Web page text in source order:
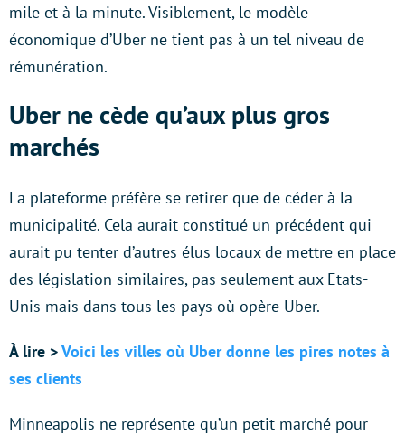
mile et à la minute. Visiblement, le modèle
économique d’Uber ne tient pas à un tel niveau de
rémunération.
Uber ne cède qu’aux plus gros
marchés
La plateforme préfère se retirer que de céder à la
municipalité. Cela aurait constitué un précédent qui
aurait pu tenter d’autres élus locaux de mettre en place
des législation similaires, pas seulement aux Etats-
Unis mais dans tous les pays où opère Uber.
À lire >Voici les villes où Uber donne les pires notes à
ses clients
Minneapolis ne représente qu’un petit marché pour